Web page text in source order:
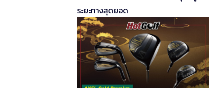
ระยะทางสุดยอด